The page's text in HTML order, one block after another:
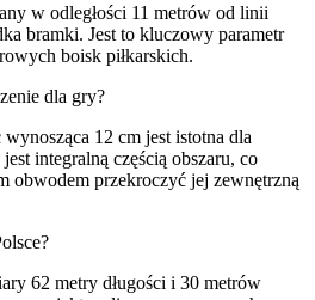
w odległości 11 metrów od linii
bramki. Jest to kluczowy parametr
boisk piłkarskich.
dla gry?
12 cm jest istotna dla
integralną częścią obszaru, co
obwodem przekroczyć jej zewnętrzną
62 metry długości i 30 metrów